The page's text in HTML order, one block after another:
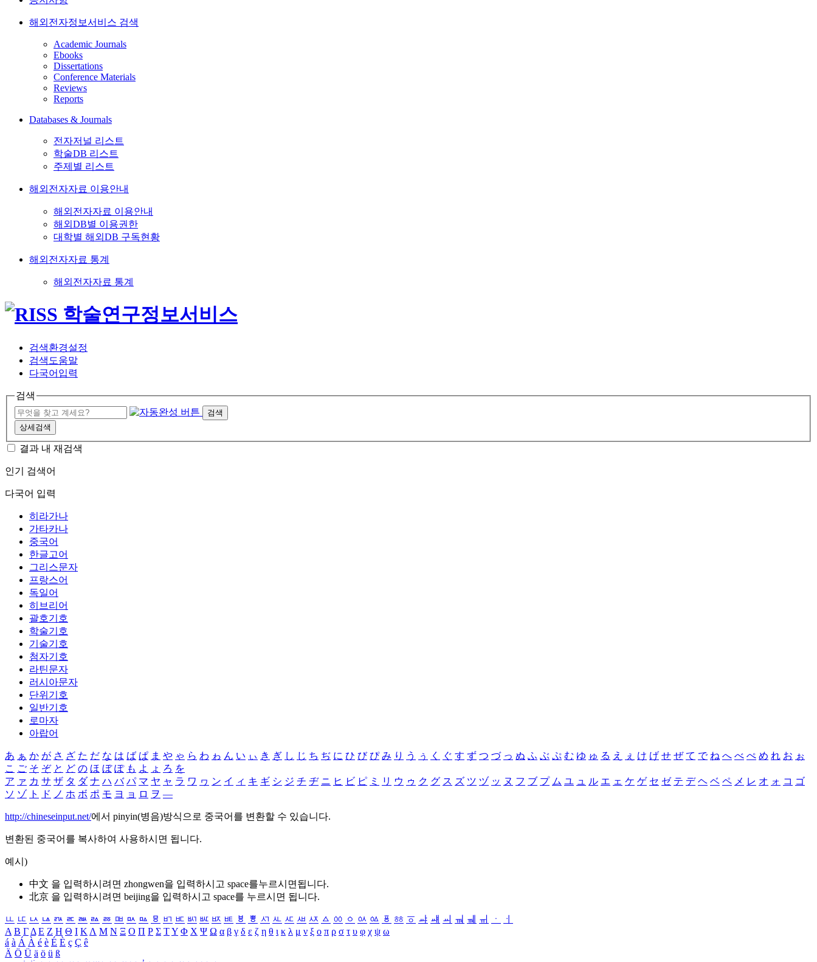
해외전자정보서비스 검색
Academic Journals
Ebooks
Dissertations
Conference Materials
Reviews
Reports
Databases & Journals
전자저널 리스트
학술DB 리스트
주제별 리스트
해외전자자료 이용안내
해외전자자료 이용안내
해외DB별 이용권한
대학별 해외DB 구독현황
해외전자자료 통계
해외전자자료 통계
검색환경설정
검색도움말
다국어입력
검색
검색
상세검색
결과 내 재검색
인기 검색어
다국어 입력
히라가나
가타카나
중국어
한글고어
그리스문자
프랑스어
독일어
히브리어
괄호기호
학술기호
기술기호
첨자기호
라틴문자
러시아문자
단위기호
일반기호
로마자
아랍어
あ ぁ か が さ ざ た だ な は ば ぱ ま や ゃ ら わ ゎ ん い ぃ き ぎ し じ ち ぢ に ひ び ぴ み り う ぅ く ぐ す ず つ づ っ ぬ ふ ぶ ぷ む ゆ ゅ る え ぇ け げ せ ぜ て で ね へ べ ぺ め れ お ぉ
こ ご そ ぞ と ど の ほ ぼ ぽ も よ ょ ろ を
ア ァ カ サ ザ タ ダ ナ ハ バ パ マ ヤ ャ ラ ワ ヮ ン イ ィ キ ギ シ ジ チ ヂ ニ ヒ ビ ピ ミ リ ウ ゥ ク グ ス ズ ツ ヅ ッ ヌ フ ブ プ ム ユ ュ ル エ ェ ケ ゲ セ ゼ テ デ ヘ ベ ペ メ レ オ ォ コ ゴ
ソ ゾ ト ド ノ ホ ボ ポ モ ヨ ョ ロ ヲ ―
http://chineseinput.net/에서 pinyin(병음)방식으로 중국어를 변환할 수 있습니다.
변환된 중국어를 복사하여 사용하시면 됩니다.
예시)
中文 을 입력하시려면 zhongwen을 입력하시고 space를누르시면됩니다.
北京 을 입력하시려면 beijing을 입력하시고 space를 누르시면 됩니다.
ㅥ ㅦ ㅧ ㅨ ㅩ ㅪ ㅫ ㅬ ㅭ ㅮ ㅯ ㅰ ㅱ ㅲ ㅳ ㅴ ㅵ ㅶ ㅷ ㅸ ㅹ ㅺ ㅻ ㅼ ㅽ ㅾ ㅿ ㆀ ㆁ ㆂ ㆃ ㆄ ㆅ ㆆ ㆇ ㆈ ㆉ ㆊ ㆋ ㆌ ㆍ
ㆎ
Α Β ΓΔ Ε Ζ Η Θ Ι ΚΛ Μ Ν Ξ Ο Π Ρ Σ ΤΥ Φ Χ Ψ Ω α β γ δ ε ζ η θ ι κ λ μ ν ξ ο π ρ σ τ υ φ χ ψ ω
á à Á À é è É È ç Ç ê
Ä Ö Ü ä ö ü ß